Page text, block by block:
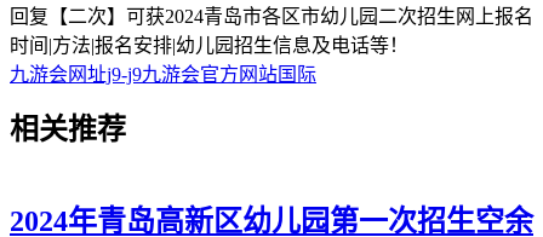
回复【二次】可获2024青岛市各区市幼儿园二次招生网上报名
时间|方法|报名安排|幼儿园招生信息及电话等！
九游会网址j9-j9九游会官方网站国际
相关推荐
2024年青岛高新区幼儿园第一次招生空余